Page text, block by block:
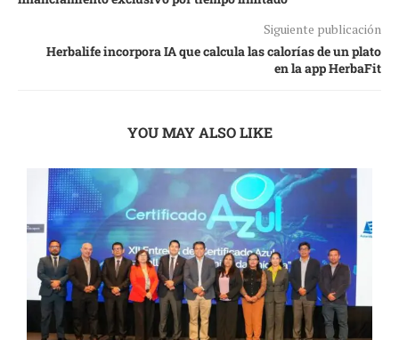
Siguiente publicación
Herbalife incorpora IA que calcula las calorías de un plato
en la app HerbaFit
YOU MAY ALSO LIKE